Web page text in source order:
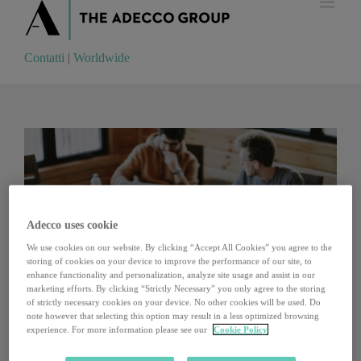
Contatti Worldwide
Contatti | Worldwide
Il percorso del Recovery Plan: a che punto siamo?
Adecco uses cookie
We use cookies on our website. By clicking “Accept All Cookies” you agree to the
storing of cookies on your device to improve the performance of our site, to
enhance functionality and personalization, analyze site usage and assist in our
marketing efforts. By clicking “Strictly Necessary” you only agree to the storing
of strictly necessary cookies on your device. No other cookies will be used. Do
note however that selecting this option may result in a less optimized browsing
experience. For more information please see our
Cookie Policy